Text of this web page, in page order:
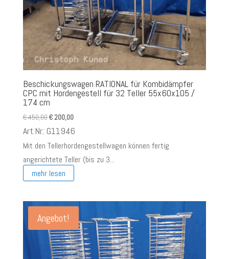
Beschickungswagen RATIONAL für Kombidämpfer
CPC mit Hordengestell für 32 Teller 55x60x105 /
174 cm
€450,00Ursprünglicher
Preis
€200,00Aktueller
Preis
€ 200,00.
Art.Nr.: G11946
Mit den Tellerhordengestellwagen können fertig
angerichtete Teller (bis zu 3...
mehr lesen
Angebot!